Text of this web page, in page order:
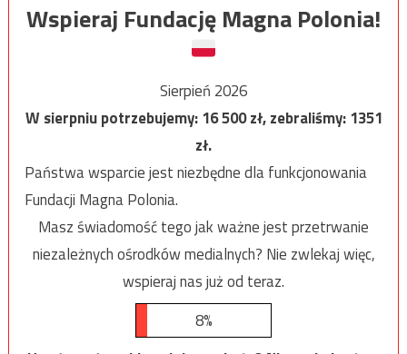
Wspieraj Fundację Magna Polonia!
Sierpień 2026
W sierpniu potrzebujemy:16 500zł, zebraliśmy:1351
zł.
Państwa wsparcie jest niezbędne dla funkcjonowania
Fundacji Magna Polonia.
Masz świadomość tego jak ważne jest przetrwanie
niezależnych ośrodków medialnych? Nie zwlekaj więc,
wspieraj nas już od teraz.
8%